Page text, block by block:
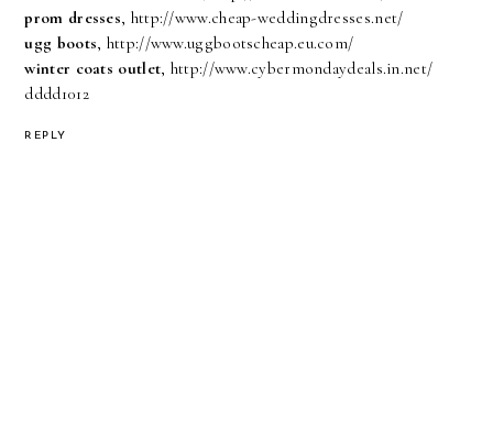
prom dresses, http://www.cheap-weddingdresses.net/
ugg boots, http://www.uggbootscheap.eu.com/
winter coats outlet, http://www.cybermondaydeals.in.net/
dddd1012
REPLY